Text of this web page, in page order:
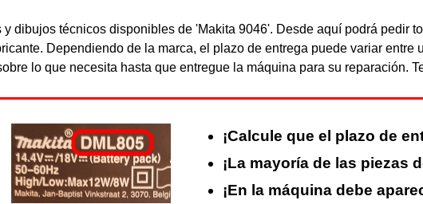
dibujos técnicos disponibles de 'Makita 9046'. Desde aquí podrá pedir
Dependiendo de la marca, el plazo de entrega puede variar
lo que necesita hasta que entregue la máquina para su reparación.
¡Calcule que el plazo de
¡La mayoría de las piezas
¡En la máquina debe